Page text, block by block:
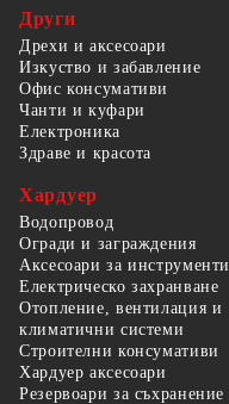
Други
Дрехи и аксесоари
Изкуство и забавление
Офис консумативи
Чанти и куфари
Електроника
Здраве и красота
Хардуер
Водопровод
Огради и заграждения
Аксесоари за инструменти
Електрическо захранване
Отопление, вентилация и
климатични системи
Строителни консумативи
Хардуер аксесоари
Резервоари за съхранение